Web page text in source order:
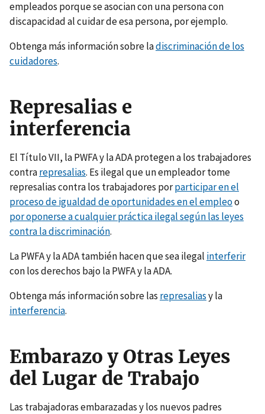
empleados porque se asocian con una persona con
discapacidad al cuidar de esa persona, por ejemplo.
Obtenga más información sobre ladiscriminación de los
cuidadores.
Represalias e
interferencia
El Título VII, la PWFA y la ADA protegen a los trabajadores
contrarepresalias. Es ilegal que un empleador tome
represalias contra los trabajadores porparticipar en el
proceso de igualdad de oportunidades en el empleoo
por oponerse a cualquier práctica ilegal según las leyes
contra la discriminación.
La PWFA y la ADA también hacen que sea ilegal interferir
con los derechos bajo la PWFA y la ADA.
Obtenga más información sobre las represaliasy la
interferencia.
Embarazo y Otras Leyes
del Lugar de Trabajo
Las trabajadoras embarazadas y los nuevos padres